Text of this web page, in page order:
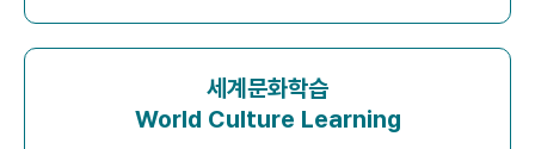
세계문화학습
World Culture Learning